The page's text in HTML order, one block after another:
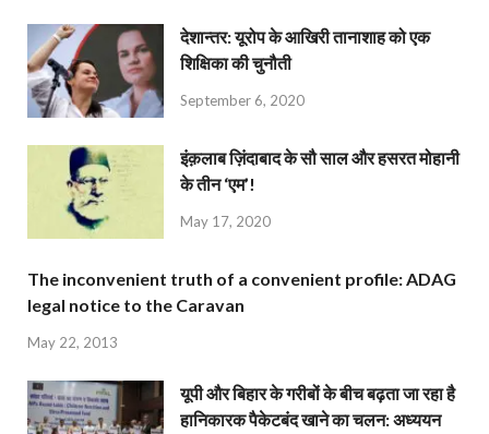
देशान्‍तर: यूरोप के आखिरी तानाशाह को एक
शिक्षिका की चुनौती
September 6, 2020
इंक़लाब ज़िंदाबाद के सौ साल और हसरत मोहानी
के तीन ‘एम’!
May 17, 2020
The inconvenient truth of a convenient profile: ADAG
legal notice to the Caravan
May 22, 2013
यूपी और बिहार के गरीबों के बीच बढ़ता जा रहा है
हानिकारक पैकेटबंद खाने का चलन: अध्ययन